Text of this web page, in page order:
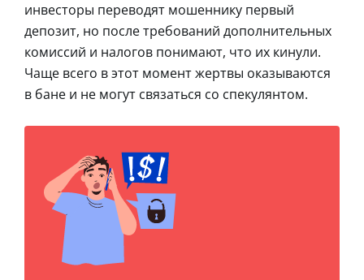
инвесторы переводят мошеннику первый
депозит, но после требований дополнительных
комиссий и налогов понимают, что их кинули.
Чаще всего в этот момент жертвы оказываются
в бане и не могут связаться со спекулянтом.